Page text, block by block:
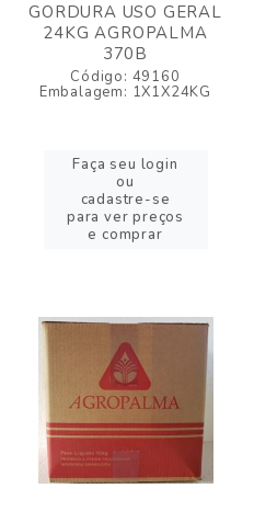
GORDURA USO GERAL
24KG AGROPALMA
370B
Código: 49160
Embalagem: 1X1X24KG
Faça seu login
ou
cadastre-se
para ver preços
e comprar